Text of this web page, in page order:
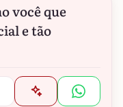
você que
e tão